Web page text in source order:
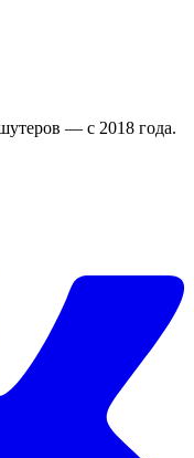
— с 2018 года.